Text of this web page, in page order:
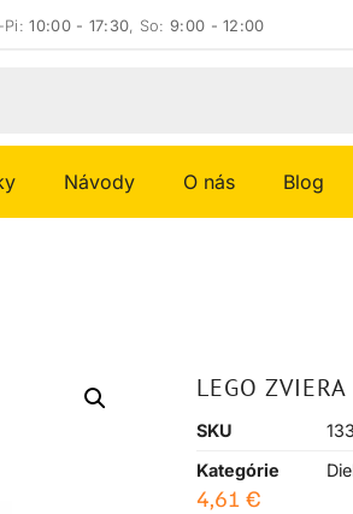
Pi:10:00 - 17:30, So:9:00 - 12:00
Návody O nás Blog
LEGO
SKU
Kategórie
4,61 €